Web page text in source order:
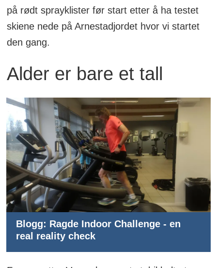
på rødt sprayklister før start etter å ha testet
skiene nede på Arnestadjordet hvor vi startet
den gang.
Alder er bare et tall
Blogg: Ragde Indoor Challenge - en
real reality check